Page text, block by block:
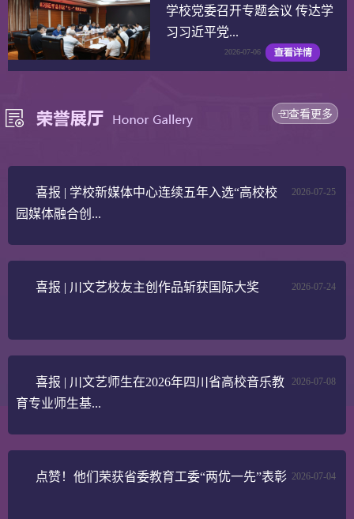
学校党委召开专题会议 传达学
习习近平党...
2026-07-06
查看更多
2026-07-25
喜报 | 学校新媒体中心连续五年入选“高校校
园媒体融合创...
2026-07-24
喜报 | 川文艺校友主创作品斩获国际大奖
2026-07-08
喜报 | 川文艺师生在2026年四川省高校音乐教
育专业师生基...
2026-07-04
点赞！他们荣获省委教育工委“两优一先”表彰